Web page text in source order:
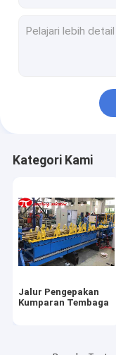
Mesin
Mesin
Mesin
penggulung
Mesin
Kategori Kami
Jalur Pengepakan
Kumparan Tembaga